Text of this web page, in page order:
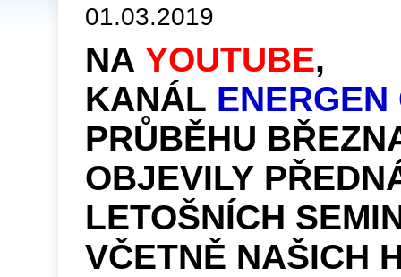
01.03.2019
NA YOUTUBE,
KANÁL ENERGEN
PRŮBĚHU
OBJEVILY
LETOŠNÍCH
VČETNĚ NAŠICH